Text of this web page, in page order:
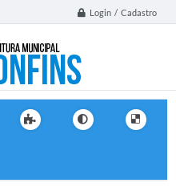
Login / Cadastro